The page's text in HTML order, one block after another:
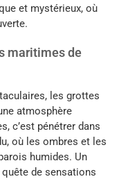
et mystérieux, où
maritimes de
les grottes
atmosphère
c’est pénétrer dans
où les ombres et les
humides. Un
de sensations